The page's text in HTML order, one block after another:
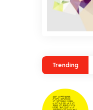
Trending